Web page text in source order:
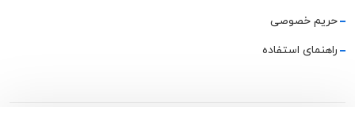
حریم خصوصی
راهنمای استفاده